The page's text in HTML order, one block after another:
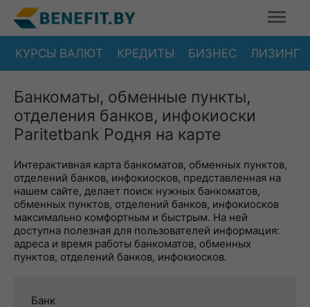
КУРСЫ ВАЛЮТ КРЕДИТЫ БИЗНЕС ЛИЗИНГ
Банкоматы, обменные пункты,
отделения банков, инфокиоски
Paritetbank Родня на карте
Интерактивная карта банкоматов, обменных пунктов,
отделений банков, инфокиосков, представленная на
нашем сайте, делает поиск нужных банкоматов,
обменных пунктов, отделений банков, инфокиосков
максимально комфортным и быстрым. На ней
доступна полезная для пользователей информация:
адреса и время работы банкоматов, обменных
пунктов, отделений банков, инфокиосков.
Банк